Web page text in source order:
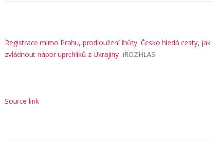
Registrace mimo Prahu, prodloužení lhůty. Česko hledá cesty, jak
zvládnout nápor uprchlíků z Ukrajiny iROZHLAS
Source link